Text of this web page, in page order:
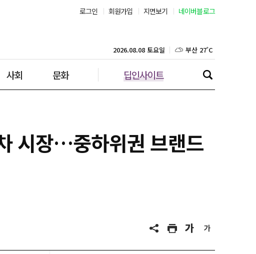
로그인 회원가입 지면보기 네이버블로그
사회 문화 딥인사이트
2026.08.08 토요일 대구 25˚C
인천 28˚C
울산 25˚C
시장…중하위권 브랜드